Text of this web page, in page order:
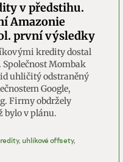
v předstihu.
Amazonie
první výsledky
kredity dostal
Mombak
uhličitý odstraněný
Google,
Firmy obdržely
bylo v plánu.
, uhlíkové offsety,